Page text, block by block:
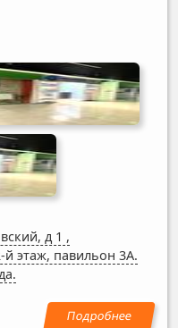
д 1 ,
й этаж, павильон 3А.